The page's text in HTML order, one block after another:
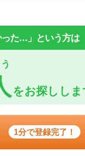
った…」という方は
をお探ししま
1分で登録完了！